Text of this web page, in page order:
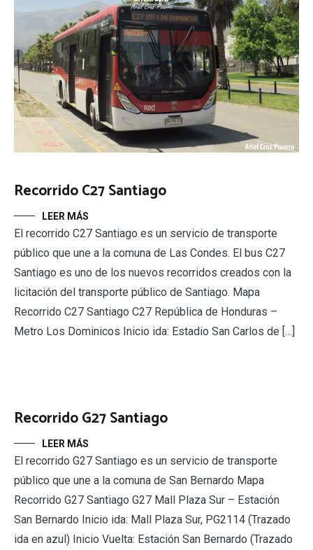
Recorrido C27 Santiago
LEER MÁS
El recorrido C27 Santiago es un servicio de transporte
público que une a la comuna de Las Condes. El bus C27
Santiago es uno de los nuevos recorridos creados con la
licitación del transporte público de Santiago. Mapa
Recorrido C27 Santiago C27 República de Honduras –
Metro Los Dominicos Inicio ida: Estadio San Carlos de […]
Recorrido G27 Santiago
LEER MÁS
El recorrido G27 Santiago es un servicio de transporte
público que une a la comuna de San Bernardo Mapa
Recorrido G27 Santiago G27 Mall Plaza Sur – Estación
San Bernardo Inicio ida: Mall Plaza Sur, PG2114 (Trazado
ida en azul) Inicio Vuelta: Estación San Bernardo (Trazado